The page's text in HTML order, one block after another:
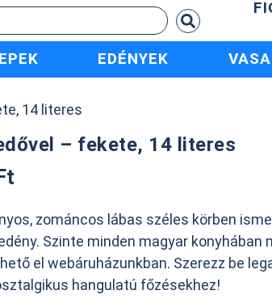
EDÉNYEK
14 literes
– fekete, 14 literes
Ft
zománcos lábas széles körben
Szinte minden magyar konyhában
el webáruházunkban. Szerezz be
hangulatú főzésekhez!